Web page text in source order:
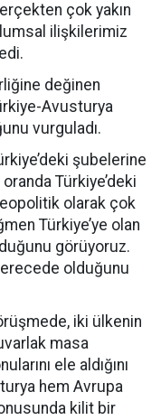
çok yakın
ilişkilerimiz
değinen
Avusturya
vurguladı.
şubelerine
Türkiye’deki
olarak çok
Türkiye’ye olan
görüyoruz.
olduğunu
iki ülkenin
masa
ele aldığını
hem Avrupa
kilit bir